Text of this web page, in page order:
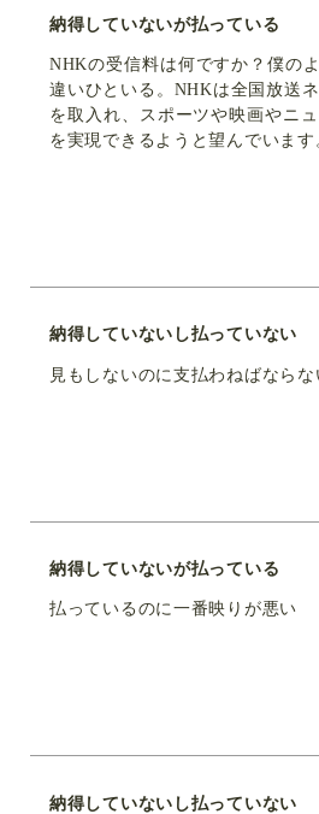
納得していないが払っている
NHKの受信料は何ですか？僕の
違いひといる。NHKは全国放送
を取入れ、スポーツや映画やニ
を実現できるようと望んでいます
納得していないし払っていない
見もしないのに支払わねばなら
納得していないが払っている
払っているのに一番映りが悪い
納得していないし払っていない